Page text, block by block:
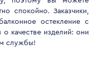
спокойно. Заказчики,
остекление с
о качестве изделий: они
службы!